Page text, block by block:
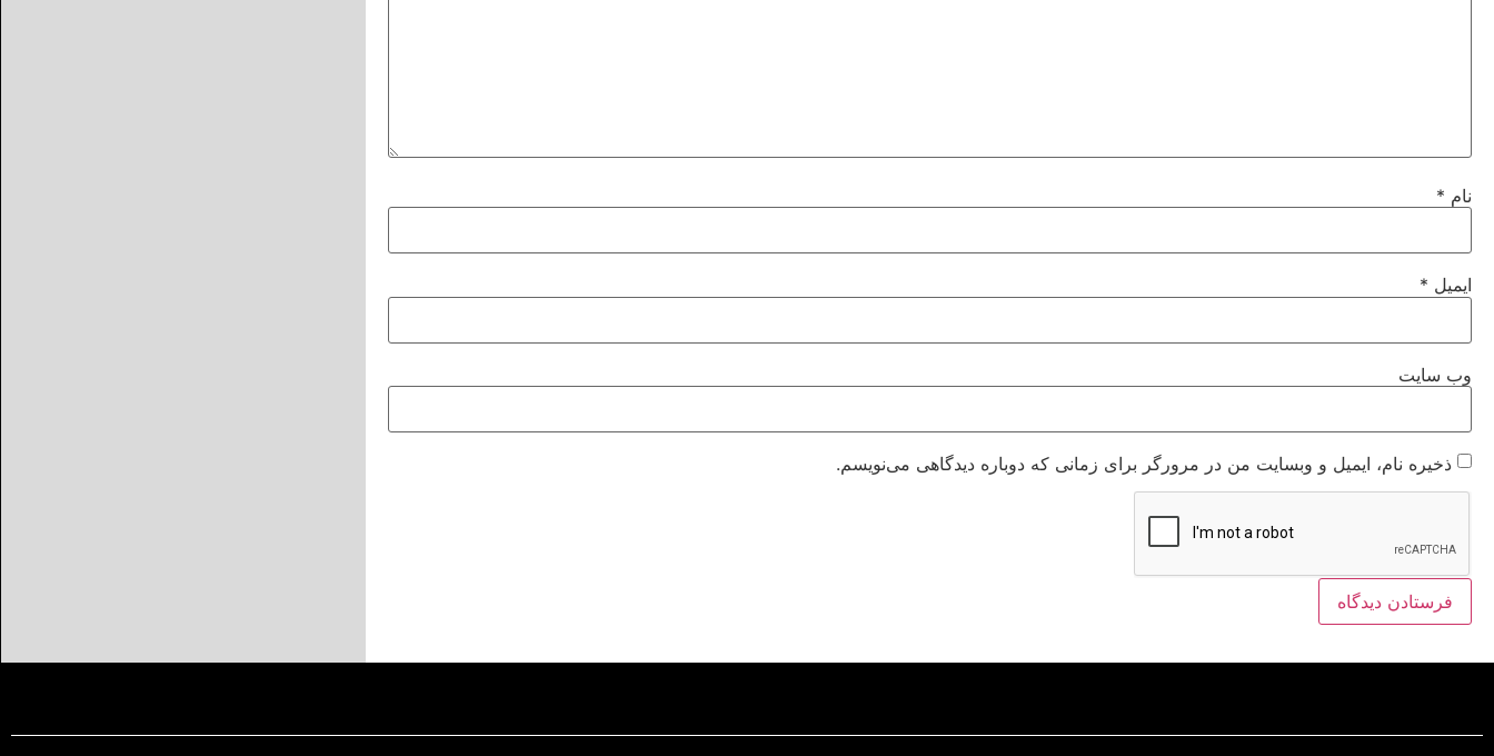
نام *
ایمیل *
وب‌ سایت
ذخیره نام، ایمیل و وبسایت من در مرورگر برای زمانی که دوباره دیدگاهی می‌نویسم.